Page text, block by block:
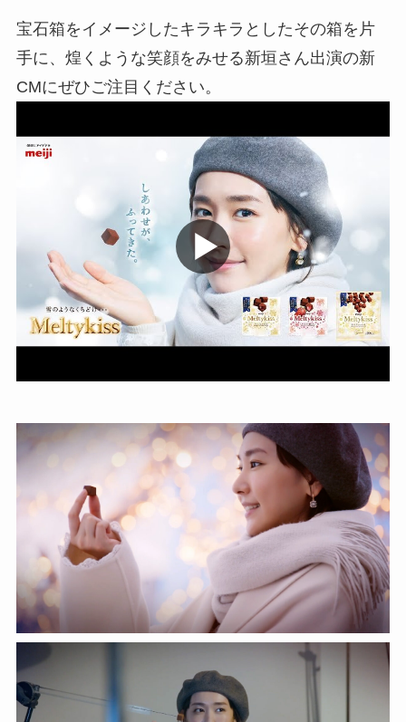
宝石箱をイメージしたキラキラとしたその箱を片
手に、煌くような笑顔をみせる新垣さん出演の新
CMにぜひご注目ください。